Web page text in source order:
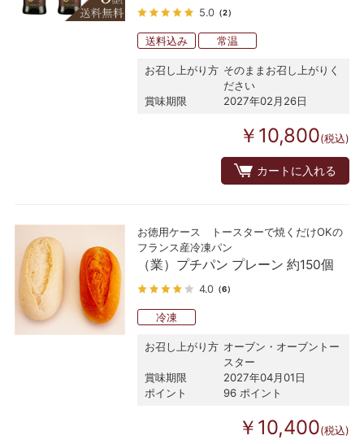
5.0 （2）
送料込み 常温
お召し上がり方 そのままお召し上がりく
ださい
賞味期限
2027年02月26日
￥10,800(税込)
カートに入れる
お徳用ケース トースターで焼くだけOKの
フランス産冷凍パン
（業）プチパン プレーン 約150個
4.0 （6）
冷凍
お召し上がり方 オーブン・オーブントー
スター
賞味期限
2027年04月01日
ポイント
96 ポイント
￥10,400(税込)